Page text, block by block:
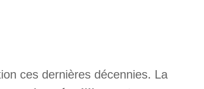
ces dernières décennies. La